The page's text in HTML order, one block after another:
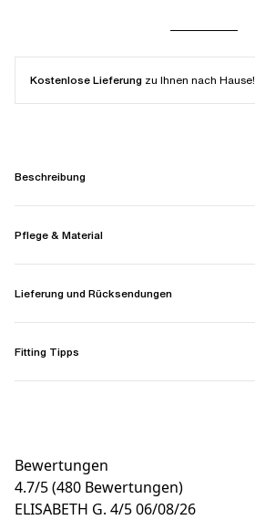
Kostenlose Lieferung zu Ihnen nach Hause!
Beschreibung
Pflege & Material
Lieferung und Rücksendungen
Fitting Tipps
Bewertungen
4.7/5(480 Bewertungen)
ELISABETH G. 4/506/08/26